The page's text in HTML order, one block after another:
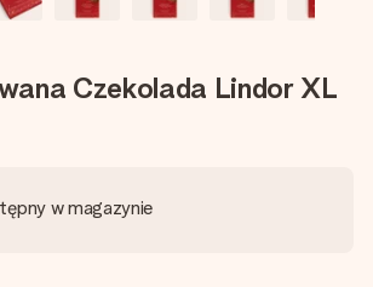
Czekolada Lindor XL
w magazynie